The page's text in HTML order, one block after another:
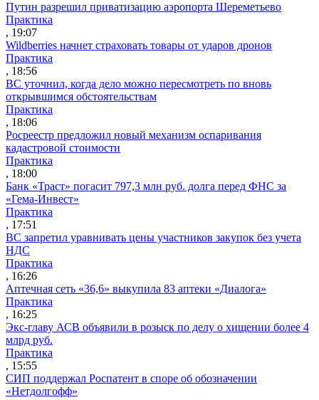
Путин разрешил приватизацию аэропорта Шереметьево
Практика
, 19:07
Wildberries начнет страховать товары от ударов дронов
Практика
, 18:56
ВС уточнил, когда дело можно пересмотреть по вновь
открывшимся обстоятельствам
Практика
, 18:06
Росреестр предложил новый механизм оспаривания
кадастровой стоимости
Практика
, 18:00
Банк «Траст» погасит 797,3 млн руб. долга перед ФНС за
«Гема-Инвест»
Практика
, 17:51
ВС запретил уравнивать цены участников закупок без учета
НДС
Практика
, 16:26
Аптечная сеть «36,6» выкупила 83 аптеки «Диалога»
Практика
, 16:25
Экс-главу АСВ объявили в розыск по делу о хищении более 4
млрд руб.
Практика
, 15:55
СИП поддержал Роспатент в споре об обозначении
«Нетдолгофф»